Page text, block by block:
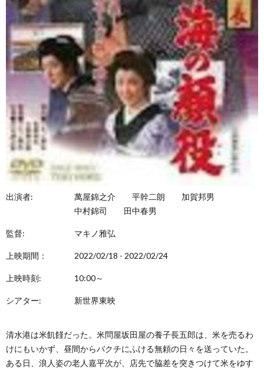
出演者: 萬屋錦之介 平幹二朗
加賀邦男
中村錦司
田中春男
監督: マキノ雅弘
上映期間： 2022/02/18 - 2022/02/24
上映時刻: 10:00～
シアター: 新世界東映
清水港は米飢饉だった。米問屋坂田屋の養子長五郎は、米を売るわ
けにもいかず、昼間からバクチにふける無頼の日々を送っていた。
ある日、浪人姿の老人嘉平次が、店先で脇差を突きつけて米をゆす